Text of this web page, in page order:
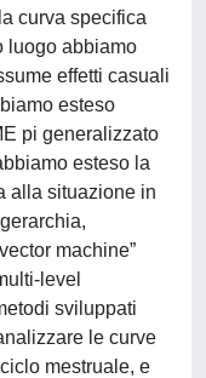
curva specifica
luogo abbiamo
effetti casuali
esteso
pi generalizzato
esteso la
alla situazione in
machine”
level
sviluppati
le curve
mestruale, e